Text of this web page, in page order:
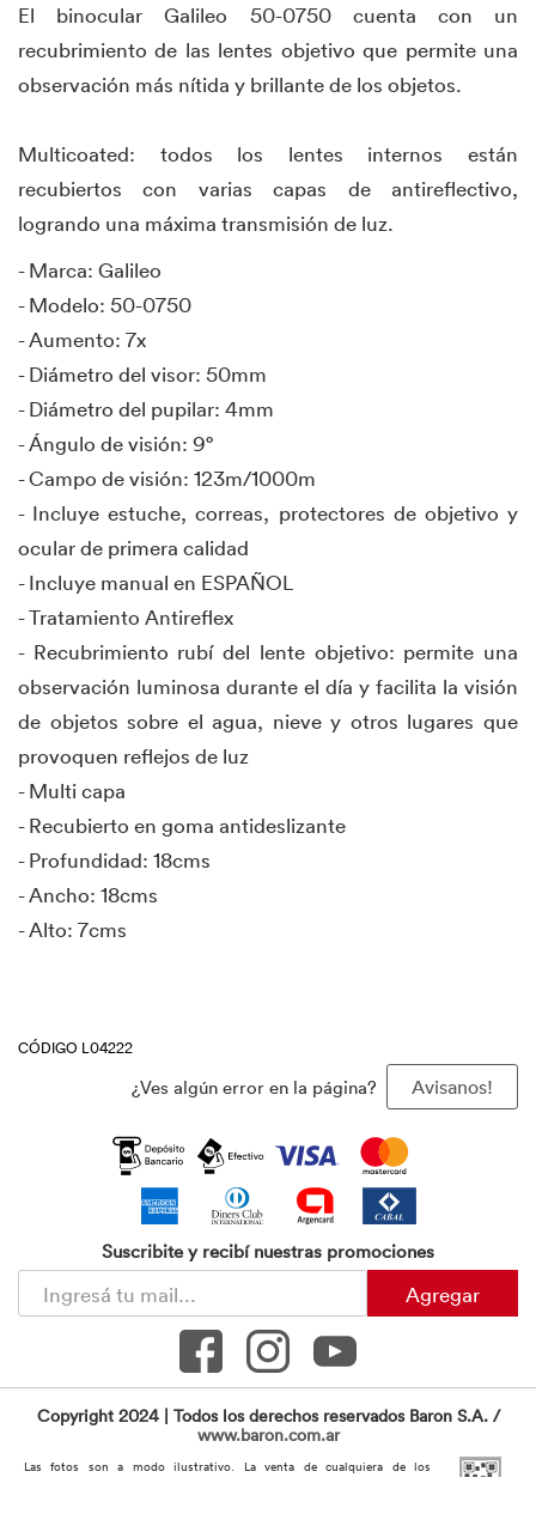
El binocular Galileo 50-0750 cuenta con un
recubrimiento de las lentes objetivo que permite una
observación más nítida y brillante de los objetos.
Multicoated: todos los lentes internos están
recubiertos con varias capas de antireflectivo,
logrando una máxima transmisión de luz.
- Marca: Galileo
- Modelo: 50-0750
- Aumento: 7x
- Diámetro del visor: 50mm
- Diámetro del pupilar: 4mm
- Ángulo de visión: 9°
- Campo de visión: 123m/1000m
- Incluye estuche, correas, protectores de objetivo y
ocular de primera calidad
- Incluye manual en ESPAÑOL
- Tratamiento Antireflex
- Recubrimiento rubí del lente objetivo: permite una
observación luminosa durante el día y facilita la visión
de objetos sobre el agua, nieve y otros lugares que
provoquen reflejos de luz
- Multi capa
- Recubierto en goma antideslizante
- Profundidad: 18cms
- Ancho: 18cms
- Alto: 7cms
CÓDIGO L04222
¿Ves algún error en la página? Avisanos!
Suscribite y recibí nuestras promociones
Agregar
Copyright 2024 | Todos los derechos reservados Baron S.A. /
www.baron.com.ar
Las fotos son a modo ilustrativo. La venta de cualquiera de los